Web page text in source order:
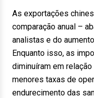
As exportações
comparação anual –
analistas e do
Enquanto isso, as
diminuíram em
menores taxas de
endurecimento das